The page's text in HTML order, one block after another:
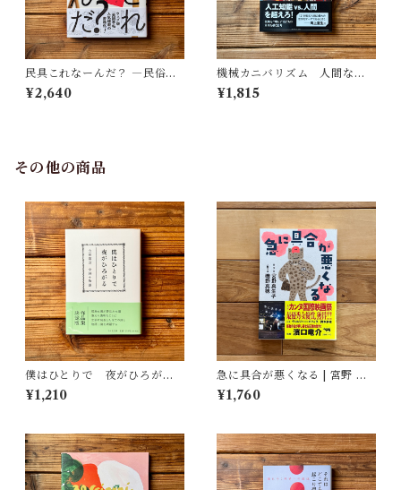
民具これなーんだ？ ―民俗学
者・宮本常一が美術大学に遺
した民具コレクション | 加藤幸
¥2,640
機械カニバリズム 人間なき
あとの人類学へ｜久保 明教
¥1,815
その他の商品
僕はひとりで 夜がひろがる
立原道造 全詩＋物語｜立原
道造, 杉田 淳子(編)
¥1,210
急に具合が悪くなる | 宮野 真
生子, 磯野 真穂
¥1,760